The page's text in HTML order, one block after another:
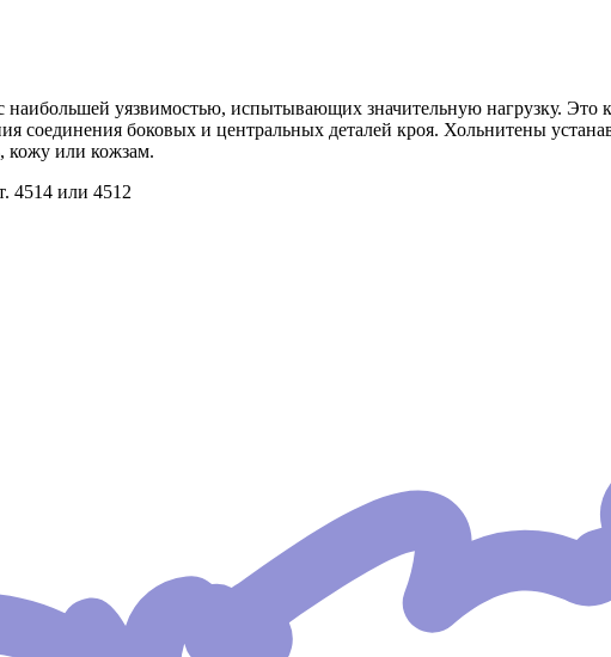
наибольшей уязвимостью, испытывающих значительную нагрузку. Это
соединения боковых и центральных деталей кроя. Хольнитены
кожу или кожзам.
4514 или 4512